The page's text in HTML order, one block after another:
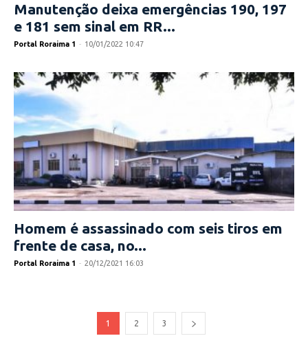
Manutenção deixa emergências 190, 197
e 181 sem sinal em RR...
Portal Roraima 1 - 10/01/2022 10:47
Homem é assassinado com seis tiros em
frente de casa, no...
Portal Roraima 1 - 20/12/2021 16:03
1 2 3